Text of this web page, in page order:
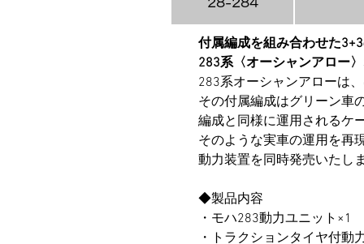
付属編成を組み合わせた
283系〈オーシャンアロー
283系オーシャンアローは
その付属編成はグリーン車
編成と同様に運用されるケ
そのような実車の運用を再
動力装置を同時発売いたし
◆製品内容
・モハ283動力ユニット×1
・トラクションタイヤ付動